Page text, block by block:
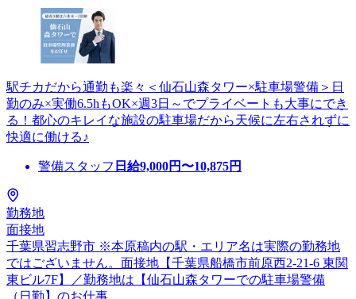
駅チカだから通勤も楽々＜仙石山森タワー×駐車場警備＞日
勤のみ×実働6.5hもOK×週3日～でプライベートも大事にでき
る！都心のキレイな施設の駐車場だから天候に左右されずに
快適に働ける♪
警備スタッフ 日給9,000円〜10,875円
勤務地
面接地
千葉県習志野市 ※本原稿内の駅・エリア名は実際の勤務地
ではございません。面接地【千葉県船橋市前原西2-21-6 東関
東ビル7F】／勤務地は【仙石山森タワーでの駐車場警備
（日勤】のお仕事